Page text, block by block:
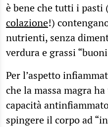
è bene che tutti i pasti
colazione!)
nutrienti, senza
verdura e grassi
Per l’aspetto
che la massa magra
capacità
spingere il corpo ad